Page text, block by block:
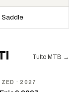
Saddle
Tutto MTB →
· 2027